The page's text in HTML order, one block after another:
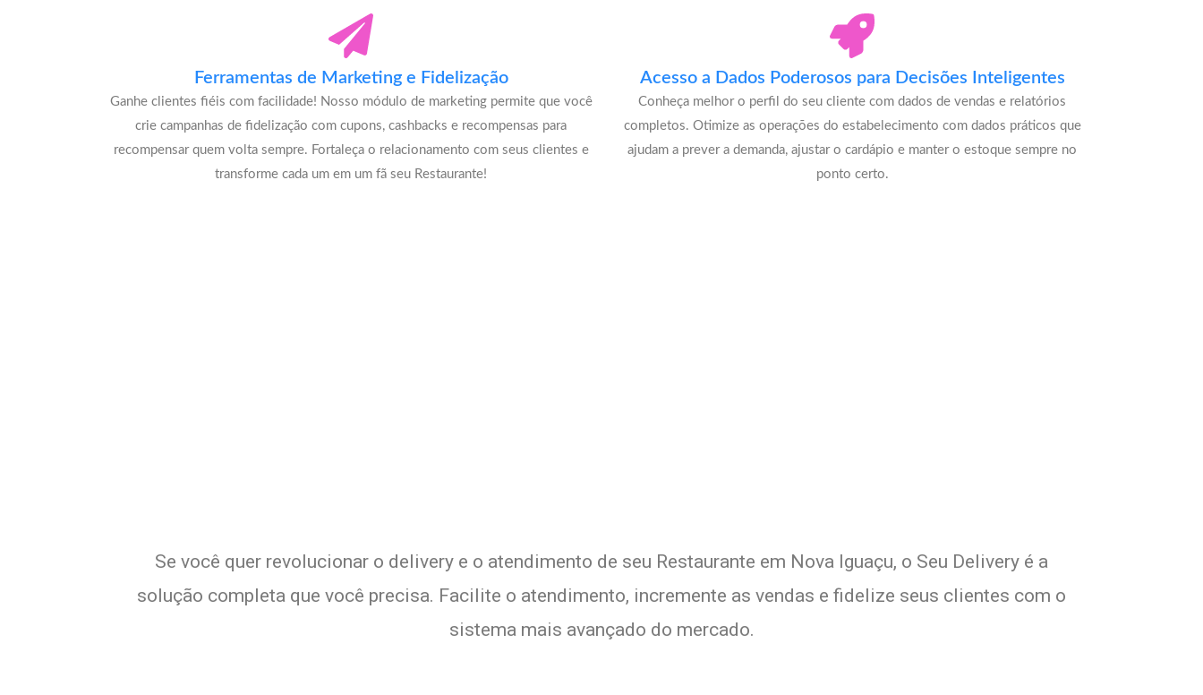
Ferramentas de Marketing e Fidelização
Ganhe clientes fiéis com facilidade! Nosso módulo de marketing permite que você
crie campanhas de fidelização com cupons, cashbacks e recompensas para
recompensar quem volta sempre. Fortaleça o relacionamento com seus clientes e
transforme cada um em um fã seu Restaurante!
Acesso a Dados Poderosos para Decisões Inteligentes
Conheça melhor o perfil do seu cliente com dados de vendas e relatórios
completos. Otimize as operações do estabelecimento com dados práticos que
ajudam a prever a demanda, ajustar o cardápio e manter o estoque sempre no
ponto certo.
Se você quer revolucionar o delivery e o atendimento de seu Restaurante em Nova Iguaçu, o Seu Delivery é a
solução completa que você precisa. Facilite o atendimento, incremente as vendas e fidelize seus clientes com o
sistema mais avançado do mercado.